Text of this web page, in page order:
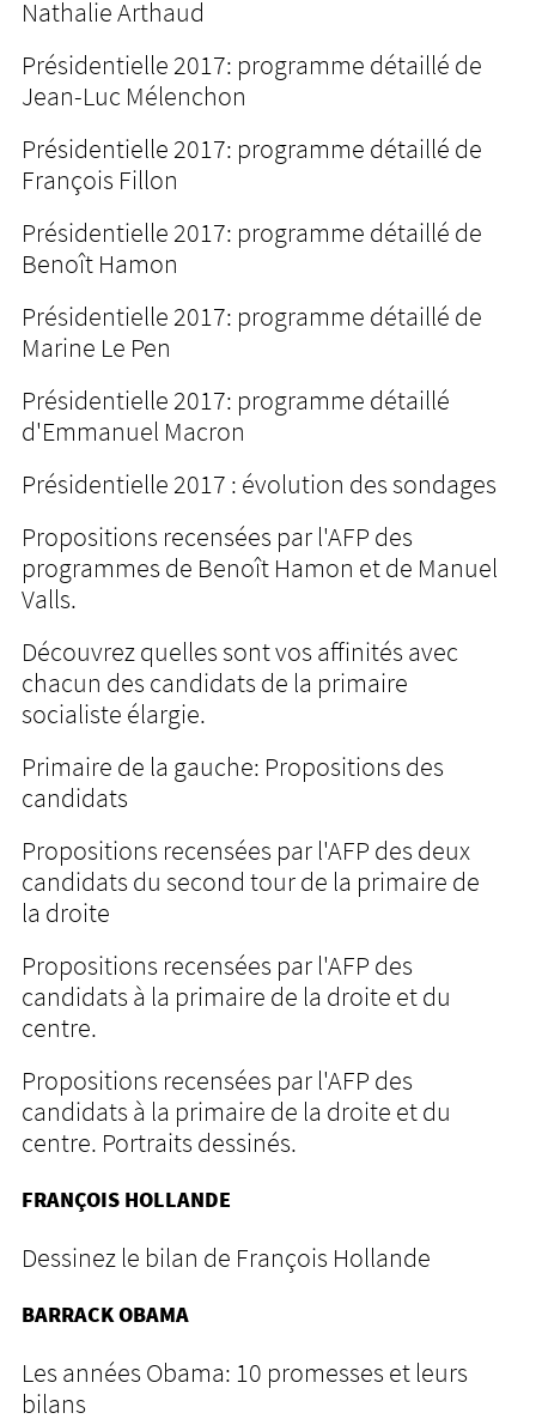
Nathalie Arthaud
Présidentielle 2017: programme détaillé de
Jean-Luc Mélenchon
Présidentielle 2017: programme détaillé de
François Fillon
Présidentielle 2017: programme détaillé de
Benoît Hamon
Présidentielle 2017: programme détaillé de
Marine Le Pen
Présidentielle 2017: programme détaillé
d'Emmanuel Macron
Présidentielle 2017 : évolution des sondages
Propositions recensées par l'AFP des
programmes de Benoît Hamon et de Manuel
Valls.
Découvrez quelles sont vos affinités avec
chacun des candidats de la primaire
socialiste élargie.
Primaire de la gauche: Propositions des
candidats
Propositions recensées par l'AFP des deux
candidats du second tour de la primaire de
la droite
Propositions recensées par l'AFP des
candidats à la primaire de la droite et du
centre.
Propositions recensées par l'AFP des
candidats à la primaire de la droite et du
centre. Portraits dessinés.
FRANÇOIS HOLLANDE
Dessinez le bilan de François Hollande
BARRACK OBAMA
Les années Obama: 10 promesses et leurs
bilans